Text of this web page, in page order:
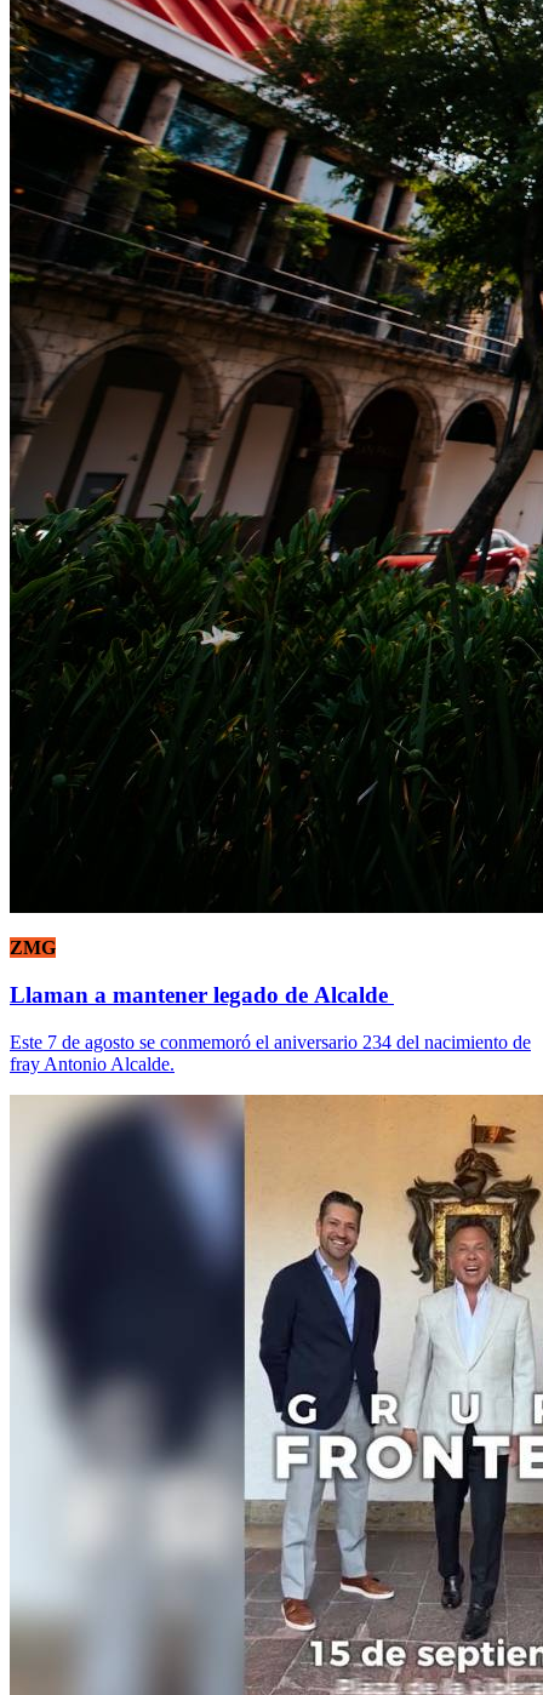
ZMG
Llaman a mantener legado de Alcalde
Este 7 de agosto se conmemoró el aniversario 234 del nacimiento de
fray Antonio Alcalde.